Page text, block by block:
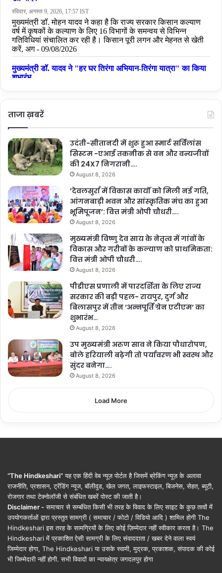
ताजा ख़बरें
उदंती-सीतानदी में शुरू हुआ स्मार्ट सर्विलांस
सिस्टम -एआई तकनीक से वन और वन्यजीवों
की 24X7 निगरानी….
August 8, 2026
’देवलसुर्रा में विकास कार्यों को मिली नई गति,
आंगनबाड़ी भवन और सांस्कृतिक मंच का हुआ
भूमिपूजन’: वित्त मंत्री ओपी चौधरी….
August 8, 2026
मुख्यमंत्री विष्णु देव साय के नेतृत्व में गांवों के
विकास और गरीबों के कल्याण को प्राथमिकता:
वित्त मंत्री ओपी चौधरी….
August 8, 2026
पीडीएस प्रणाली में पारदर्शिता के लिए राज्य
सरकार की बड़ी पहल- रायपुर, दुर्ग और
बिलासपुर में तीन ‘अन्नपूर्ति ग्रेन एटीएम‘ का
शुभारंभ…
August 8, 2026
उप मुख्यमंत्री अरुण साव ने किया पौधारोपण,
बोले हरियाली बढ़ेगी तो पर्यावरण भी स्वस्थ और
सुंदर बनेगा….
August 8, 2026
Load More
“The Hindkeshari”यह एक हिंदी वेब न्यूज़ पोर्टल है जिसमें ब्रेकिंग न्यूज़ के अलावा
राजनीति, प्रशासन, ट्रेंडिंग न्यूज, बॉलीवुड, खेल जगत, लाइफस्टाइल, बिजनेस, सेहत, ब्यूटी,
रोजगार तथा टेक्नोलॉजी से संबंधित खबरें पोस्ट की जाती है।
Disclaimer - समाचार से सम्बंधित किसी भी तरह के विवाद के लिए साइट के कुछ तत्वों में
उपयोगकर्ताओं द्वारा प्रस्तुत सामग्री ( समाचार / फोटो / विडियो आदि ) शामिल होगी The
Hindkeshari इस तरह के सामग्रियों के लिए कोई ज़िम्मेदार नहीं स्वीकार करता है। The
Hindkeshari में प्रकाशित ऐसी सामग्री के लिए संवाददाता / खबर देने वाला स्वयं
जिम्मेदार होगा, The Hindkeshari या उसके स्वामी, मुद्रक, प्रकाशक, संपादक की कोई
भी जिम्मेदारी नहीं होगी. सभी विवादों का न्यायक्षेत्र जगदलपुर होगा